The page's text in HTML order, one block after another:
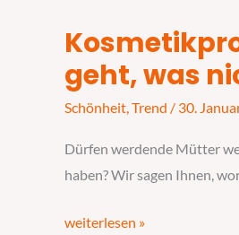
geht, was
Schönheit,Trend / 30.
Dürfen werdende Mütter
haben? Wir sagen Ihnen,
Kosmetikprodukte
in
der
Schwangerschaft
–
was
was
weiterlesen »